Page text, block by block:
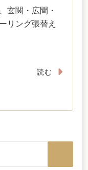
玄関・広間・
リング張替え
読む